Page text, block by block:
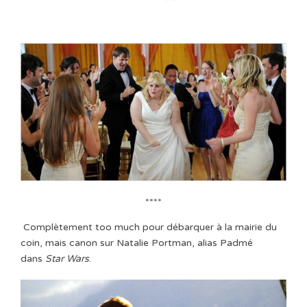
****
Complètement too much pour débarquer à la mairie du
coin, mais canon sur Natalie Portman, alias Padmé
dans Star Wars.